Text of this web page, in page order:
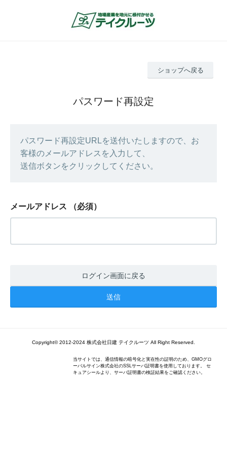
ショップへ戻る
パスワード再設定
パスワード再設定URLを送付いたしますので、お
客様のメールアドレスを入力して、
送信ボタンをクリックしてください。
メールアドレス （必須）
ログイン画面に戻る
Copyright© 2012-2024 株式会社日建 テイクルーツ All Right Reserved.
当サイトでは、通信情報の暗号化と実在性の証明のため、GMOグロ
ーバルサイン株式会社のSSLサーバ証明書を使用しております。 セ
キュアシールより、サーバ証明書の検証結果をご確認ください。